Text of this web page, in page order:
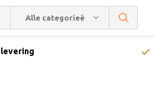
Alle categorieën
levering